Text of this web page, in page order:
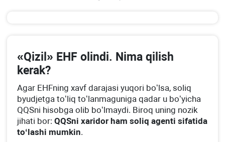
«Qizil» EHF olindi. Nima qilish
kerak?
Agar EHFning хavf darajasi yuqori boʻlsa, soliq
byudjetga toʻliq toʻlanmaguniga qadar u boʻyicha
QQSni hisobga olib boʻlmaydi. Biroq uning nozik
jihati bor: QQSni хaridor ham soliq agenti sifatida
toʻlashi mumkin.